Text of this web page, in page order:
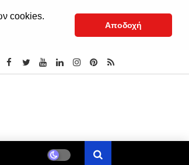
cookies.
Αποδοχή
Ο εορτασμός της Παναγίας από το 1935 έως το